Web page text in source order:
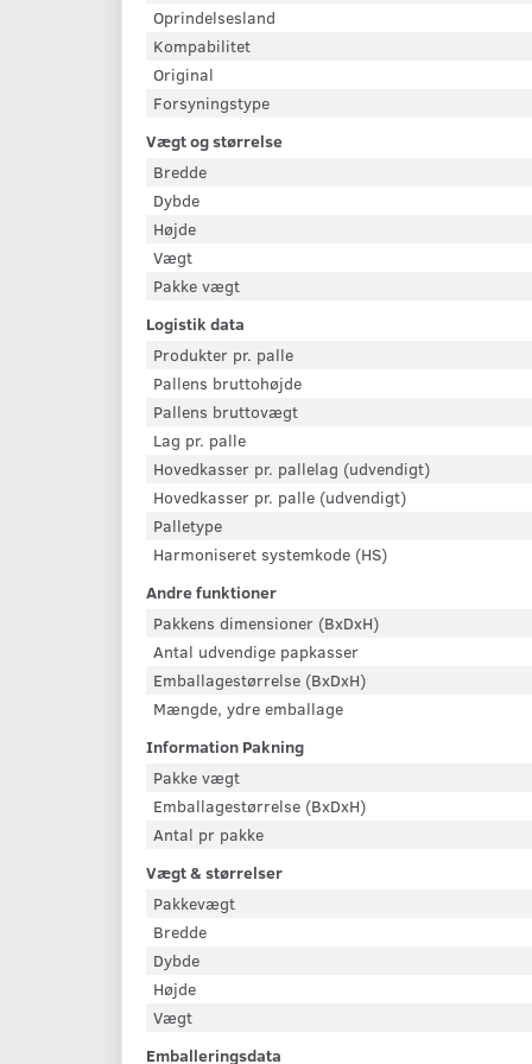
Oprindelsesland
Kompabilitet
Original
Forsyningstype
Vægt og størrelse
Bredde
Dybde
Højde
Vægt
Pakke vægt
Logistik data
Produkter pr. palle
Pallens bruttohøjde
Pallens bruttovægt
Lag pr. palle
Hovedkasser pr. pallelag (udvendigt)
Hovedkasser pr. palle (udvendigt)
Palletype
Harmoniseret systemkode (HS)
Andre funktioner
Pakkens dimensioner (BxDxH)
Antal udvendige papkasser
Emballagestørrelse (BxDxH)
Mængde, ydre emballage
Information Pakning
Pakke vægt
Emballagestørrelse (BxDxH)
Antal pr pakke
Vægt & størrelser
Pakkevægt
Bredde
Dybde
Højde
Vægt
Emballeringsdata